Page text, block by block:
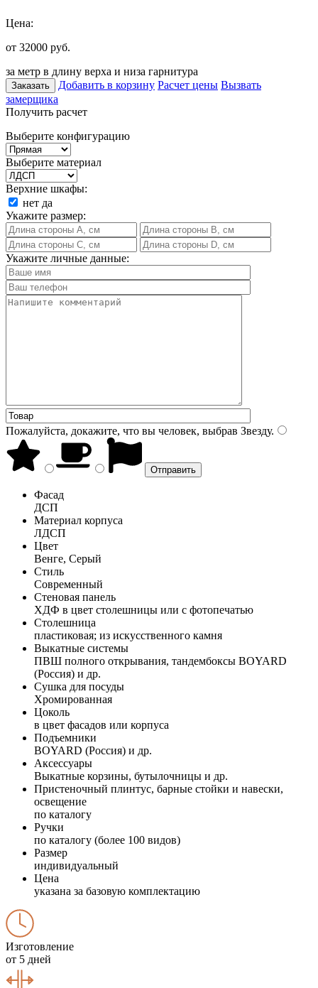
Цена:
от 32000 руб.
за метр в длину верха и низа гарнитура
Заказать Добавить в корзину Расчет цены Вызвать
замерщика
Получить расчет
Выберите конфигурацию
Выберите материал
Верхние шкафы:
нет да
Укажите размер:
Укажите личные данные:
Пожалуйста, докажите, что вы человек, выбрав Звезду.
Фасад
ДСП
Материал корпуса
ЛДСП
Цвет
Венге, Серый
Стиль
Современный
Стеновая панель
ХДФ в цвет столешницы или с фотопечатью
Столешница
пластиковая; из искусственного камня
Выкатные системы
ПВШ полного открывания, тандембоксы BOYARD
(Россия) и др.
Сушка для посуды
Хромированная
Цоколь
в цвет фасадов или корпуса
Подъемники
BOYARD (Россия) и др.
Аксессуары
Выкатные корзины, бутылочницы и др.
Пристеночный плинтус, барные стойки и навески,
освещение
по каталогу
Ручки
по каталогу (более 100 видов)
Размер
индивидуальный
Цена
указана за базовую комплектацию
Изготовление
от 5 дней